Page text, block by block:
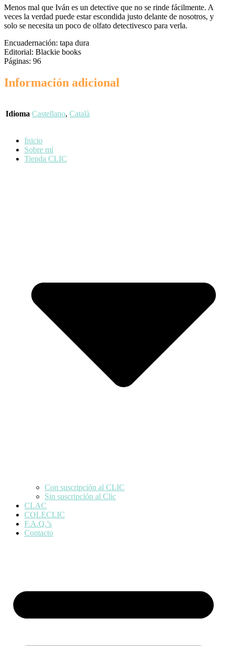
Menos mal que Iván es un detective que no se rinde fácilmente. A
veces la verdad puede estar escondida justo delante de nosotros, y
solo se necesita un poco de olfato detectivesco para verla.
Encuadernación: tapa dura
Editorial: Blackie books
Páginas: 96
Información adicional
Idioma Castellano, Català
Inicio
Sobre mí
Tienda CLIC
Con suscripción al CLIC
Sin suscripción al Clic
CLAC
COLECLIC
F.A.Q.’s
Contacto